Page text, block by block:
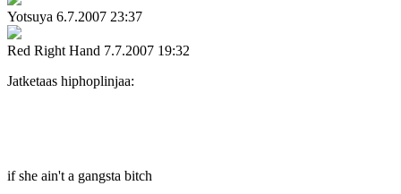
Yotsuya 6.7.2007 23:37
Red Right Hand 7.7.2007 19:32
Jatketaas hiphoplinjaa:
if she ain't a gangsta bitch